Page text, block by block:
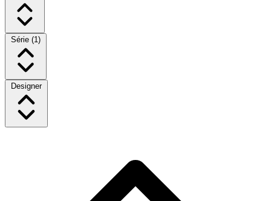
Série (1)
Designer